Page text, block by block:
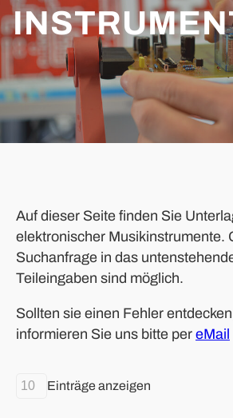
Auf dieser Seite finden Sie
elektronischer Musikinstrumente.
Suchanfrage in das
Teileingaben sind möglich.
Sollten sie einen Fehler
informieren Sie uns bitte per eMail
Einträge anzeigen